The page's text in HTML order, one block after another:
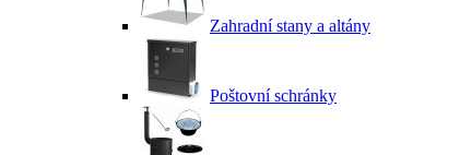
Zahradní stany a altány
Poštovní schránky